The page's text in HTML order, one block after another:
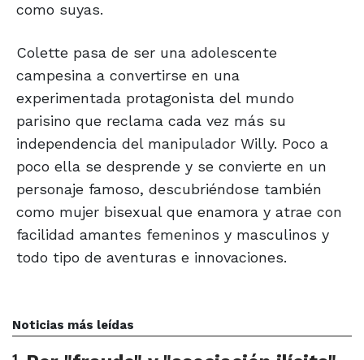
como suyas.
Colette pasa de ser una adolescente
campesina a convertirse en una
experimentada protagonista del mundo
parisino que reclama cada vez más su
independencia del manipulador Willy. Poco a
poco ella se desprende y se convierte en un
personaje famoso, descubriéndose también
como mujer bisexual que enamora y atrae con
facilidad amantes femeninos y masculinos y
todo tipo de aventuras e innovaciones.
Noticias más leídas